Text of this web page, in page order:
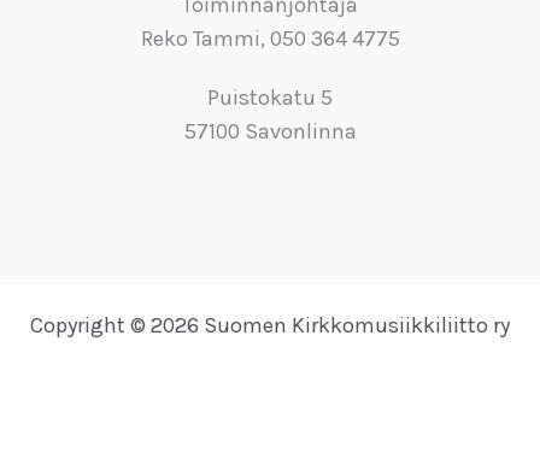
Reko Tammi, 050 364 4775
Puistokatu 5
57100 Savonlinna
Copyright © 2026 Suomen Kirkkomusiikkiliitto ry